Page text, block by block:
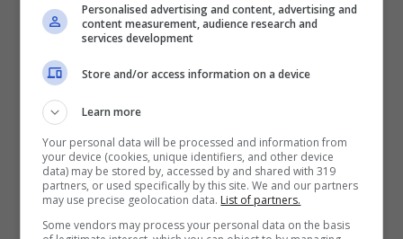
Il regista ha dichiarato di sentirsi male
lontano dalla sua famiglia e diaver
bisogno di staccare un po’ la spinadopo
Personalised advertising and content, advertising and
content measurement, audience research and
services development
Store and/or access information on a device
Learn more
Your personal data will be processed and information from
your device (cookies, unique identifiers, and other device
data) may be stored by, accessed by and shared with 319
partners, or used specifically by this site. We and our partners
may use precise geolocation data. List of partners.
Some vendors may process your personal data on the basis